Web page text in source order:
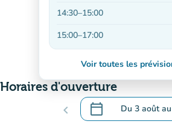
14:30–15:00
15:00–17:00
Voir toutes les
Horaires d'ouverture
chevron_left calendar_today Du 3 aoûtau
.Ouvrir le